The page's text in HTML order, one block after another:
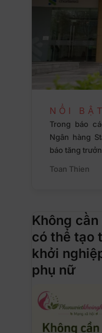
NỔI BẬT
Trong báo
Ngân hàng
báo tăng
Toan Thien
Không
có thể tạo
khởi
phụ nữ